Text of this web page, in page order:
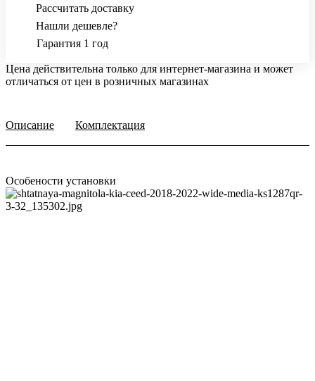
Рассчитать доставку
Нашли дешевле?
Гарантия 1 год
Цена действительна только для интернет-магазина и может
отличаться от цен в розничных магазинах
Описание Комплектация
Особености установки